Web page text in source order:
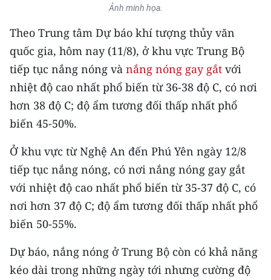
KIỂM CHỨNG THÔNG TIN
TRI THỨC CHUYÊN SÂU
54 DÂN TỘC VIỆT NAM
CHƯƠNG TRÌNH OCOP - MỖI XÃ
RADIO
MEDIA CENTER
Video
Ảnh minh họa.
Theo Trung tâm Dự báo khí tượng thủy văn
quốc gia, hôm nay (11/8), ở khu vực Trung Bộ
tiếp tục nắng nóng và nắng nóng gay gắt với
nhiệt độ cao nhất phổ biến từ 36-38 độ C, có nơi
hơn 38 độ C; độ ẩm tương đối thấp nhất phổ
biến 45-50%.
Ở khu vực từ Nghệ An đến Phú Yên ngày 12/8
tiếp tục nắng nóng, có nơi nắng nóng gay gắt
với nhiệt độ cao nhất phổ biến từ 35-37 độ C, có
nơi hơn 37 độ C; độ ẩm tương đối thấp nhất phổ
biến 50-55%.
Dự báo, nắng nóng ở Trung Bộ còn có khả năng
kéo dài trong những ngày tới nhưng cường độ